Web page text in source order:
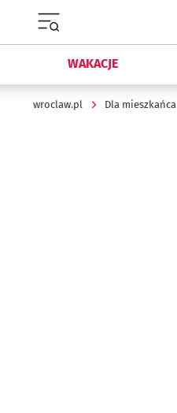
WAKACJE
wroclaw.pl Dla mieszkańca